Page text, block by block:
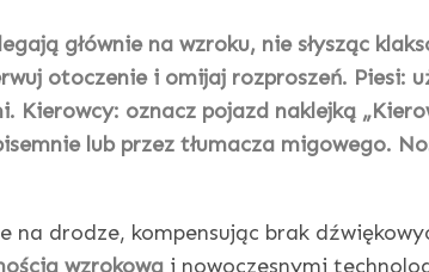
głównie na wzroku, nie słysząc
otoczenie i omijaj rozproszeń. Piesi:
oznacz pojazd naklejką
lub przez tłumacza migowego.
na drodze, kompensując brak
wzrokową i nowoczesnymi